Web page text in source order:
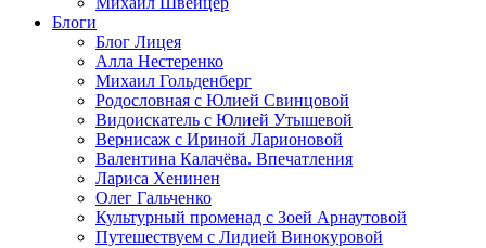
Блоги
Блог Лицея
Алла Нестеренко
Михаил Гольденберг
Родословная с Юлией Свинцовой
Видоискатель с Юлией Утышевой
Вернисаж с Ириной Ларионовой
Валентина Калачёва. Впечатления
Лариса Хенинен
Олег Гальченко
Культурный променад с Зоей Арнаутовой
Путешествуем с Лидией Винокуровой